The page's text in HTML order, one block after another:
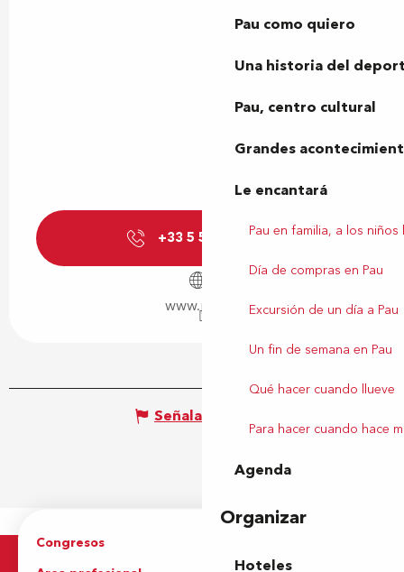
Pau como quiero
Una historia del
Pau, centro cultural
Grandes
Le encantará
Pau en familia, a los niños
Día de compras en Pau
Excursión de un día a Pau
Un fin de semana en Pau
Qué hacer cuando llueve
Para hacer cuando hace
Agenda
Organizar
Hoteles
+33 5 59 98 08▒▒
www.pau.fr
Señalar un error
Congresos